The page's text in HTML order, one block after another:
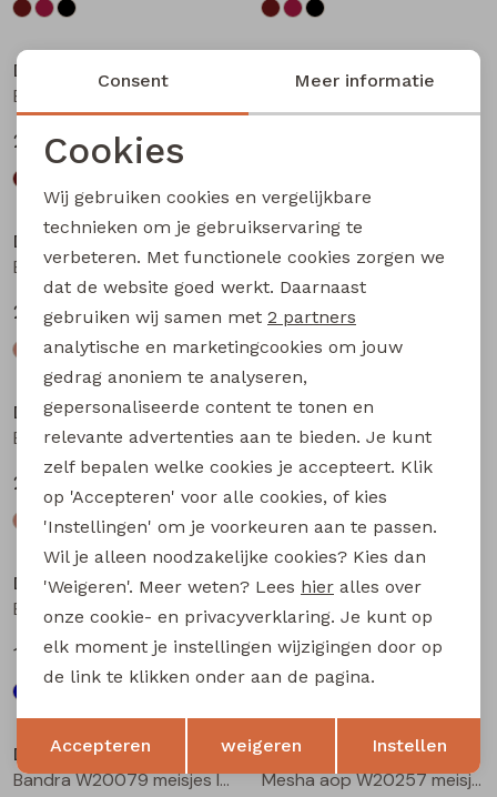
D-zine
24,99
D-zine
D-zine
Babse W20238 meisjes sweatshirt Kit
24,99
D-zine
24,99
D-zine
Babse W20238 meisjes sweatshirt Cyclaam
24,99
D-zine
19,99
D-zine
Bailee W20080 meisjes sweatshirt Wijnrood
19,99
D-zine
17,99
D-zine
Bandra W20079 meisjes lange broek Wijnrood
D-zine
Mesha aop W20257 meisjes t-shirts lange mouw Bruin donker
Noodzakelijke cookies
Analytische cookies
Marketing cookies
Terug Opslaan
Consent Meer informatie
Cookies
Wij gebruiken cookies en vergelijkbare
technieken om je gebruikservaring te
verbeteren. Met functionele cookies zorgen we
dat de website goed werkt. Daarnaast
gebruiken wij samen met 2 partners
analytische en marketingcookies om jouw
gedrag anoniem te analyseren,
gepersonaliseerde content te tonen en
relevante advertenties aan te bieden. Je kunt
zelf bepalen welke cookies je accepteert. Klik
op 'Accepteren' voor alle cookies, of kies
'Instellingen' om je voorkeuren aan te passen.
Wil je alleen noodzakelijke cookies? Kies dan
'Weigeren'. Meer weten? Lees hier alles over
onze cookie- en privacyverklaring. Je kunt op
elk moment je instellingen wijzigingen door op
de link te klikken onder aan de pagina.
Accepteren weigeren Instellen